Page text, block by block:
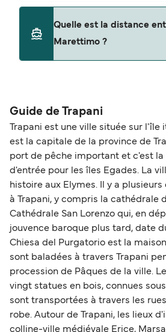
bord du ferry. Vous aurez
Vous pouvez actuellement
Quelle est la distance
Marettimo ?
Guide de Trapani
Trapani est une ville située sur l'île
est la capitale de la province de
port de pêche important et c'est
d'entrée pour les îles Egades. La
histoire aux Elymes. Il y a
à Trapani, y compris la cathédrale
Cathédrale San Lorenzo qui, en
jouvence baroque plus tard, date
Chiesa del Purgatorio est la
sont baladées à travers Trapani
procession de Pâques de la ville.
vingt statues en bois, connues
sont transportées à travers les
robe. Autour de Trapani, les lieux
colline-ville médiévale Erice,